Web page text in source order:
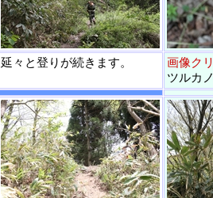
延々と登りが続きます。
画像ク
ツルカ